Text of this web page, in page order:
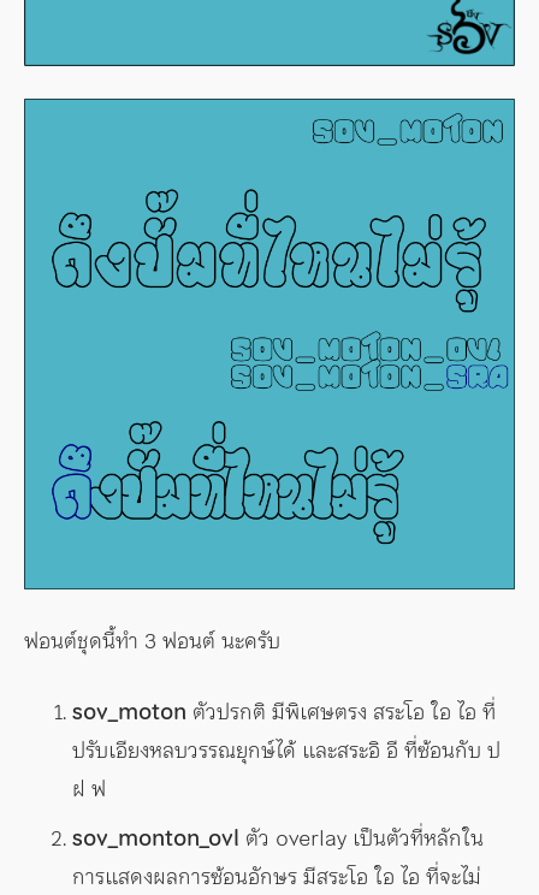
ฟอนต์ชุดนี้ทำ 3 ฟอนต์ นะครับ
sov_moton ตัวปรกติ มีพิเศษตรง สระโอ ใอ ไอ ที่
ปรับเอียงหลบวรรณยุกษ์ได้ และสระอิ อี ที่ซ้อนกับ ป
ฝ ฟ
sov_monton_ovl ตัว overlay เป็นตัวที่หลักใน
การแสดงผลการซ้อนอักษร มีสระโอ ใอ ไอ ที่จะไม่